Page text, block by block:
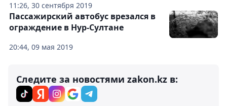
11:26, 30 сентября 2019
20:44, 09 мая 2019
Пассажирский автобус врезался в
ограждение в Нур-Султане
Следите за новостями zakon.kz в: